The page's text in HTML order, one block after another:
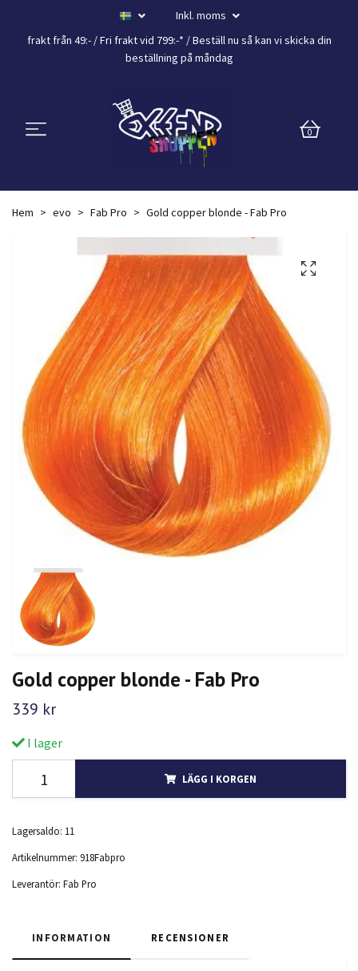
Inkl. moms
frakt från 49:- /Fri frakt vid 799:-* / Beställ nu så kan vi skicka din
beställning på måndag
0
Hem evo Fab Pro Gold copper blonde - Fab Pro
Gold copper blonde - Fab Pro
339 kr
I lager
LÄGG I KORGEN
Lagersaldo: 11
Artikelnummer: 918Fabpro
Leverantör: Fab Pro
INFORMATION RECENSIONER